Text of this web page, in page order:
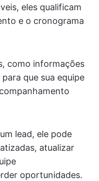
eles qualificam
e o cronograma
como informações
que sua equipe
lead, ele pode
atualizar
oportunidades.